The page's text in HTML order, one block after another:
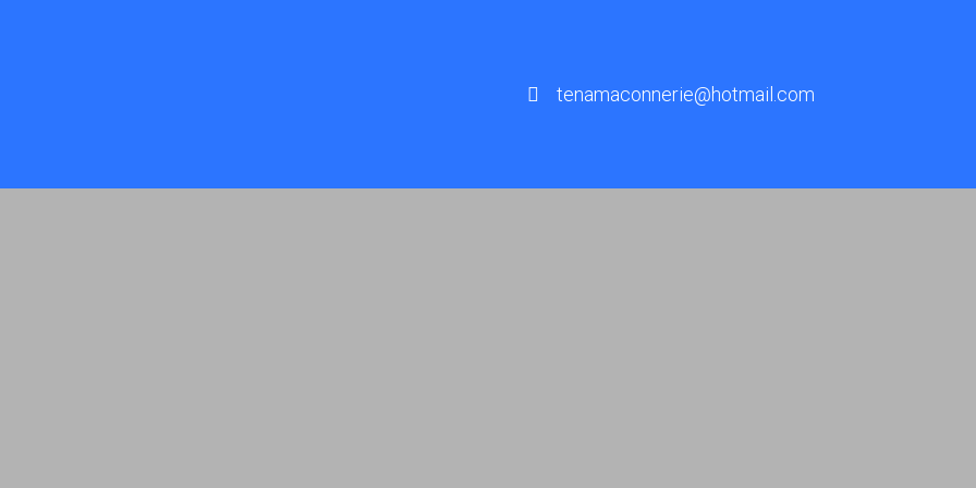
tenamaconnerie@hotmail.com